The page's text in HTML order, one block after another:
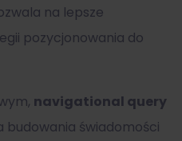
na lepsze
pozycjonowania do
navigational query
budowania świadomości